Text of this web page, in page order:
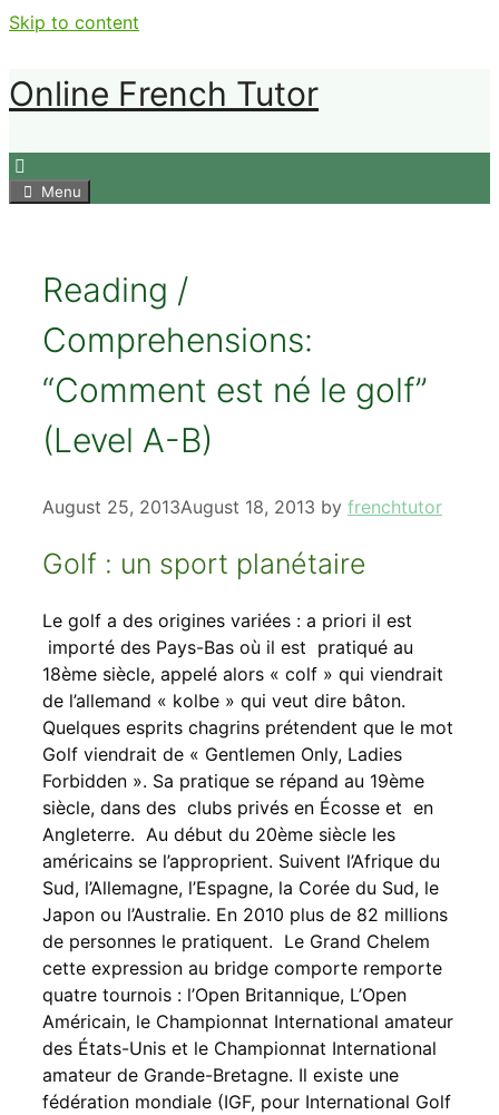
Skip to content
Online French Tutor
Menu
Reading /
Comprehensions:
“Comment est né le golf”
(Level A-B)
August 25, 2013August 18, 2013 by frenchtutor
Golf : un sport planétaire
Le golf a des origines variées : a priori il est
importé des Pays-Bas où il est pratiqué au
18ème siècle, appelé alors « colf » qui viendrait
de l’allemand « kolbe » qui veut dire bâton.
Quelques esprits chagrins prétendent que le mot
Golf viendrait de « Gentlemen Only, Ladies
Forbidden ». Sa pratique se répand au 19ème
siècle, dans des clubs privés en Écosse et en
Angleterre. Au début du 20ème siècle les
américains se l’approprient. Suivent l’Afrique du
Sud, l’Allemagne, l’Espagne, la Corée du Sud, le
Japon ou l’Australie. En 2010 plus de 82 millions
de personnes le pratiquent. Le Grand Chelem
cette expression au bridge comporte remporte
quatre tournois : l’Open Britannique, L’Open
Américain, le Championnat International amateur
des États-Unis et le Championnat International
amateur de Grande-Bretagne. Il existe une
fédération mondiale (IGF, pour International Golf